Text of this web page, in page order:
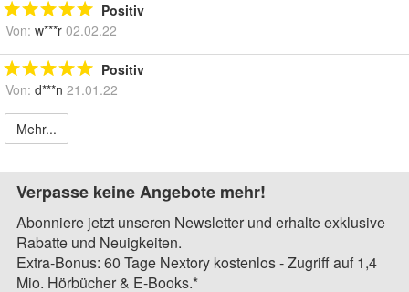
Positiv
Von: w***r 02.02.22
Positiv
Von: d***n 21.01.22
Mehr...
Verpasse keine Angebote mehr!
Abonniere jetzt unseren Newsletter und erhalte exklusive
Rabatte und Neuigkeiten.
Extra-Bonus: 60 Tage Nextory kostenlos - Zugriff auf 1,4
Mio. Hörbücher & E-Books.*